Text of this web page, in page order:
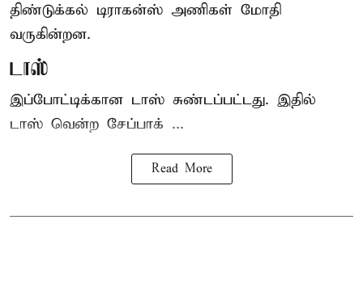
திண்டுக்கல் டிராகன்ஸ் அணிகள் மோதி
வருகின்றன.
டாஸ்
இப்போட்டிக்கான டாஸ் சுண்டப்பட்டது. இதில்
டாஸ் வென்ற சேப்பாக் ...
Read More